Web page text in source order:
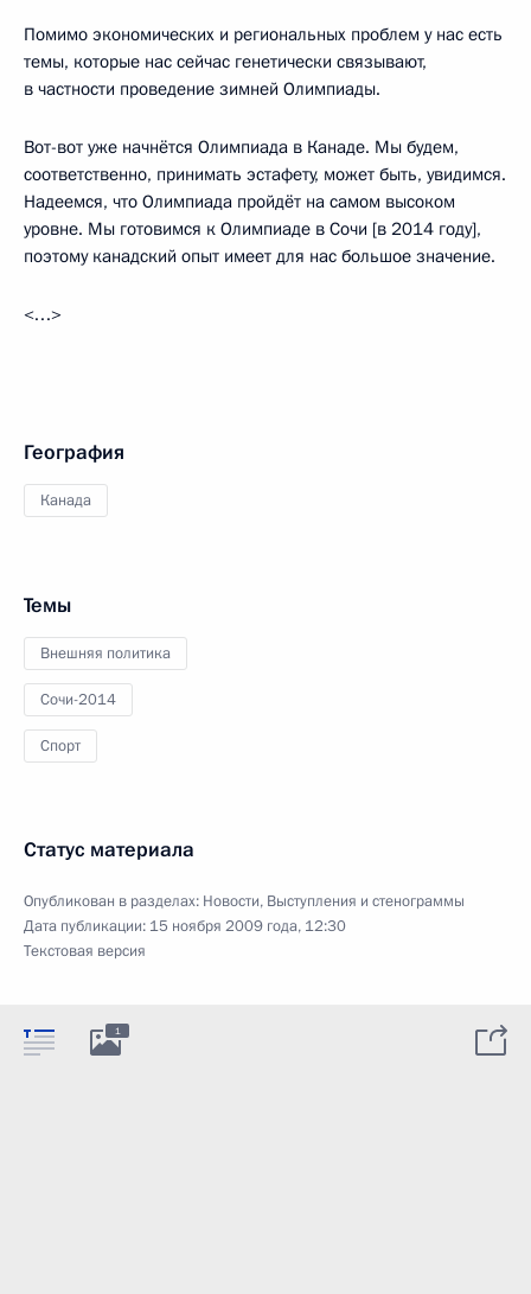
Помимо экономических и региональных проблем у нас есть
темы, которые нас сейчас генетически связывают,
в частности проведение зимней Олимпиады.
Вот-вот уже начнётся Олимпиада в Канаде. Мы будем,
соответственно, принимать эстафету, может быть, увидимся.
Надеемся, что Олимпиада пройдёт на самом высоком
уровне. Мы готовимся к Олимпиаде в Сочи [в 2014 году],
поэтому канадский опыт имеет для нас большое значение.
<…>
География
Канада
Темы
Внешняя политика
Сочи-2014
Спорт
Статус материала
Опубликован в разделах: Новости, Выступления и стенограммы
Дата публикации: 15 ноября 2009 года, 12:30
Текстовая версия
1